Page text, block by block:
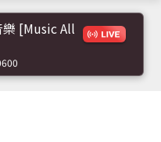
樂 [Music All